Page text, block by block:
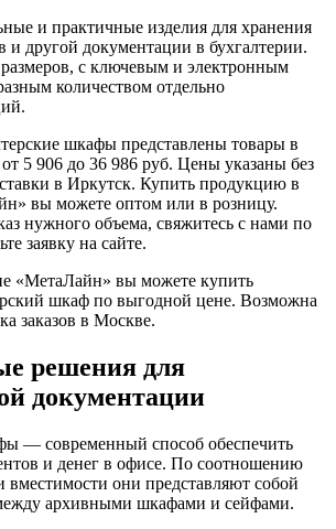
и практичные изделия для хранения
и другой документации в бухгалтерии.
с ключевым и электронным
количеством отдельно
шкафы представлены товары в
5 906 до 36 986 руб. Цены указаны без
в Иркутск. Купить продукцию в
вы можете оптом или в розницу.
нужного объема, свяжитесь с нами по
заявку на сайте.
«МетаЛайн» вы можете купить
шкаф по выгодной цене. Возможна
заказов в Москве.
решения для
документации
— современный способ обеспечить
и денег в офисе. По соотношению
вместимости они представляют собой
архивными шкафами и сейфами.